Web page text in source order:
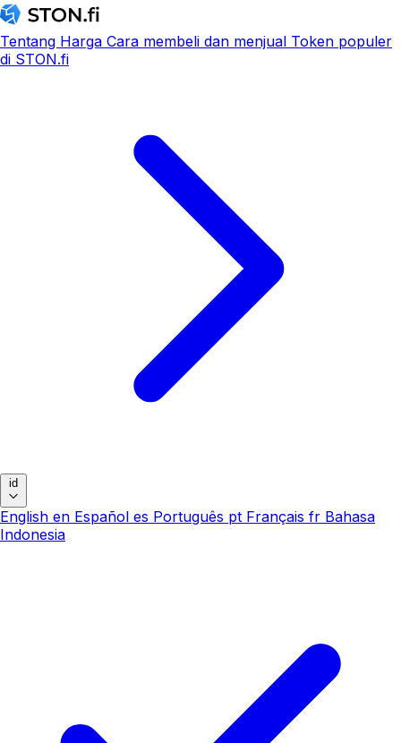
Tentang Harga Cara membeli dan menjual Token populer
di STON.fi
id
English en Español es Português pt Français fr Bahasa
Indonesia